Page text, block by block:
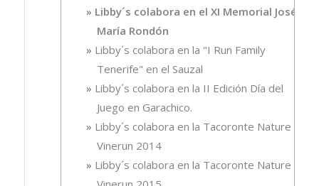
Libby´s colabora en el XI Memorial José
María Rondón
Libby´s colabora en la "I Run Family
Tenerife" en el Sauzal
Libby´s colabora en la II Edición Día del
Juego en Garachico.
Libby´s colabora en la Tacoronte Nature
Vinerun 2014
Libby´s colabora en la Tacoronte Nature